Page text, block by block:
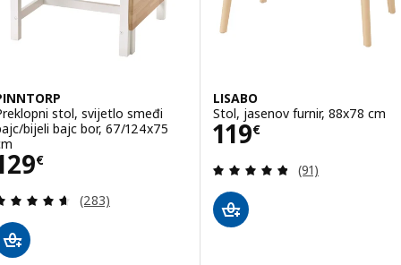
stol, svijetlo smeđi
bijeli bajc bor, 67/124x75
€ 129€
Revizija: 4.6 od 5 zvjezdica. Ukupno recenzija:
(283)
LISABO
Stol, jasenov furnir, 88x78 cm
119€
Cijena 119€
Revizija: 4.8
(91)